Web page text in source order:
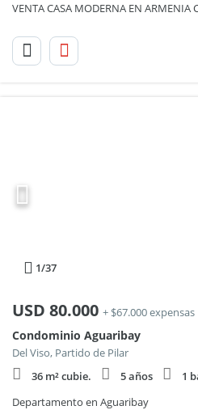
VENTA CASA MODERNA EN ARMENIA
1/37
USD 80.000 + $67.000 expensas
Condominio Aguaribay
Del Viso, Partido de Pilar
36 m² cubie.
5 años
1
Departamento en Aguaribay